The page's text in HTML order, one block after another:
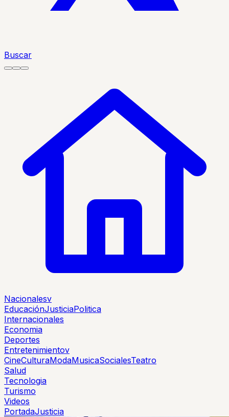
Buscar
Nacionalesv
EducaciónJusticiaPolitica
Internacionales
Economia
Deportes
Entretenimientov
CineCulturaModaMusicaSocialesTeatro
Salud
Tecnologia
Turismo
Videos
PortadaJusticia